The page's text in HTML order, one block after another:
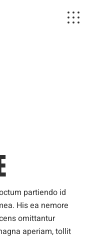
partiendo id
His ea nemore
omittantur
aperiam, tollit